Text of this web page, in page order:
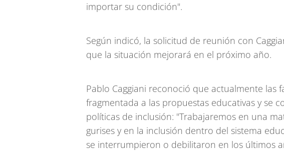
importar su condición".
Según indicó, la solicitud de reunión con
que la situación mejorará en el próximo año.
Pablo Caggiani reconoció que actualmente las
fragmentada a las propuestas educativas y se
políticas de inclusión: "Trabajaremos en una
gurises y en la inclusión dentro del sistema
se interrumpieron o debilitaron en los últimos